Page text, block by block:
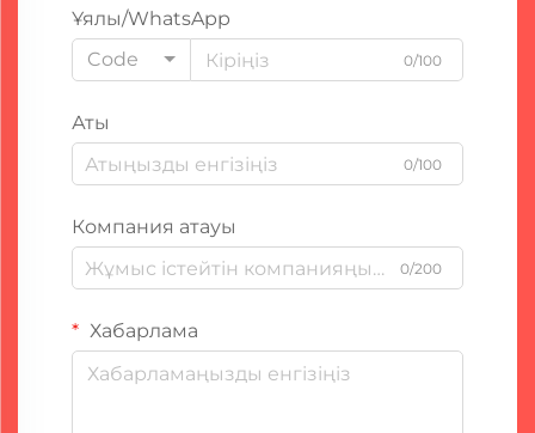
Ұялы/WhatsApp
Code
0/100
Аты
0/100
Компания атауы
0/200
Хабарлама